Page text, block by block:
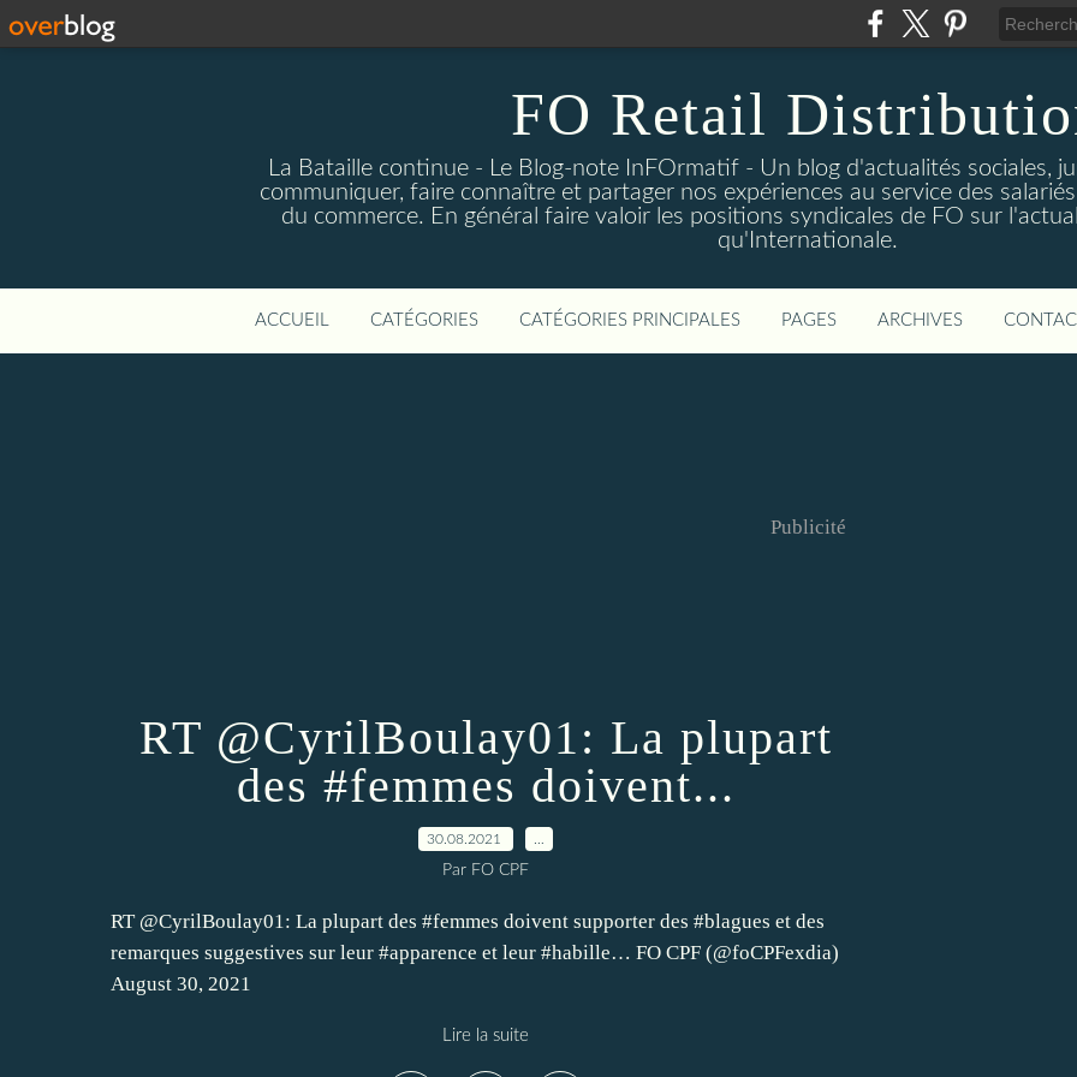
FO Retail
La Bataille continue - Le Blog-note InFOrmatif - Un blog d'actualités sociales,
communiquer, faire connaître et partager nos expériences au service des
du commerce. En général faire valoir les positions syndicales de FO sur
qu'Internationale.
ACCUEIL CATÉGORIES CATÉGORIES PRINCIPALES PAGES ARCHIVES
Publicité
RT @CyrilBoulay01: La plupart
des #femmes doivent...
30.08.2021
Par FO CPF
RT @CyrilBoulay01: La plupart des #femmes doivent supporter des #blagues et des
remarques suggestives sur leur #apparence et leur #habille… FO CPF (@foCPFexdia)
August 30, 2021
Lire la suite